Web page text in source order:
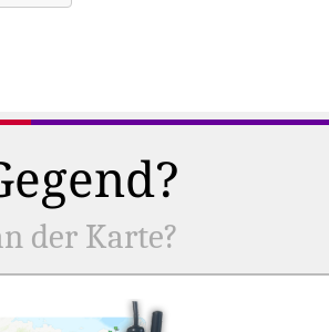
der Karte?